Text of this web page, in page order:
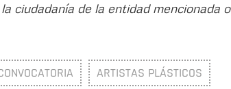
ciudadanía de la entidad mencionada o
ARTISTAS PLÁSTICOS